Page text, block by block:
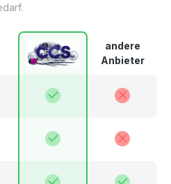
andere
Anbieter